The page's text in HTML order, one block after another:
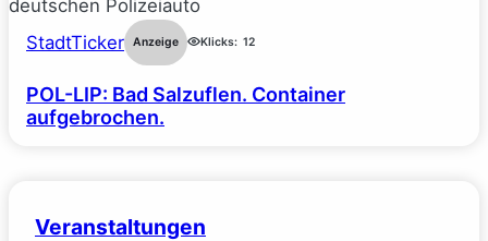
StadtTicker Anzeige Klicks: 12
POL-LIP: Bad Salzuflen. Container
aufgebrochen.
Veranstaltungen